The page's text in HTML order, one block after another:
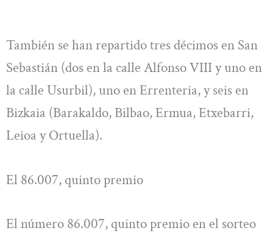
También se han repartido tres décimos en San
Sebastián (dos en la calle Alfonso VIII y uno en
la calle Usurbil), uno en Errenteria, y seis en
Bizkaia (Barakaldo, Bilbao, Ermua, Etxebarri,
Leioa y Ortuella).
El 86.007, quinto premio
El número 86.007, quinto premio en el sorteo